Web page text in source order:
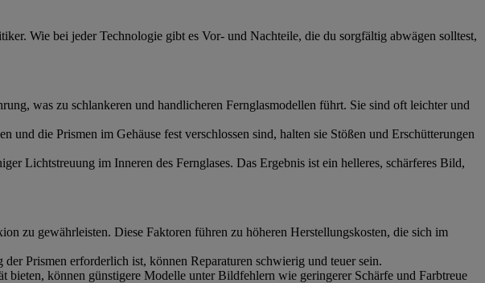
Wie bei jeder Technologie gibt es Vor- und Nachteile, die du sorgfältig abwägen solltest,
was zu schlankeren und handlicheren Fernglasmodellen führt. Sie sind oft leichter und
die Prismen im Gehäuse fest verschlossen sind, halten sie Stößen und Erschütterungen
Lichtstreuung im Inneren des Fernglases. Das Ergebnis ist ein helleres, schärferes Bild,
zu gewährleisten. Diese Faktoren führen zu höheren Herstellungskosten, die sich im
Prismen erforderlich ist, können Reparaturen schwierig und teuer sein.
können günstigere Modelle unter Bildfehlern wie geringerer Schärfe und Farbtreue